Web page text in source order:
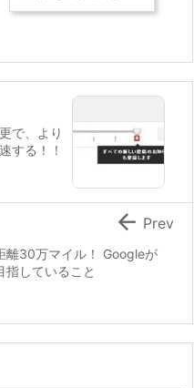
で、より
する！！
離30万マイル！ Googleが
指していること
 Prev